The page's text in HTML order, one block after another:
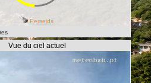
Perseids
Vue du ciel actuel